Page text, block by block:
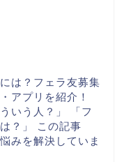
は？フェラ友募集
アプリを紹介！
いう人？」 「フ
？」 この記事
みを解決していま